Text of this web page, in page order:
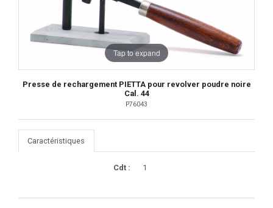
Tap to expand
Presse de rechargement PIETTA pour revolver poudre noire
Cal. 44
P76043
Caractéristiques
Cdt : 1